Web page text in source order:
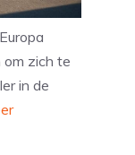
zich te
in de